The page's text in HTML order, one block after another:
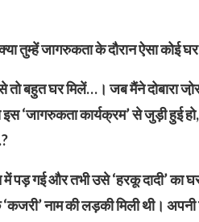
तुम्हें जागरुकता के दौरान ऐसा कोई
तो बहुत घर मिलें…। जब मैंने दोबारा
‘जागरुकता कार्यक्रम’ से जुड़ी हुई हो,
में पड़ गई और तभी उसे ‘हरकू दादी’ का
नाम की लड़की मिली थी।